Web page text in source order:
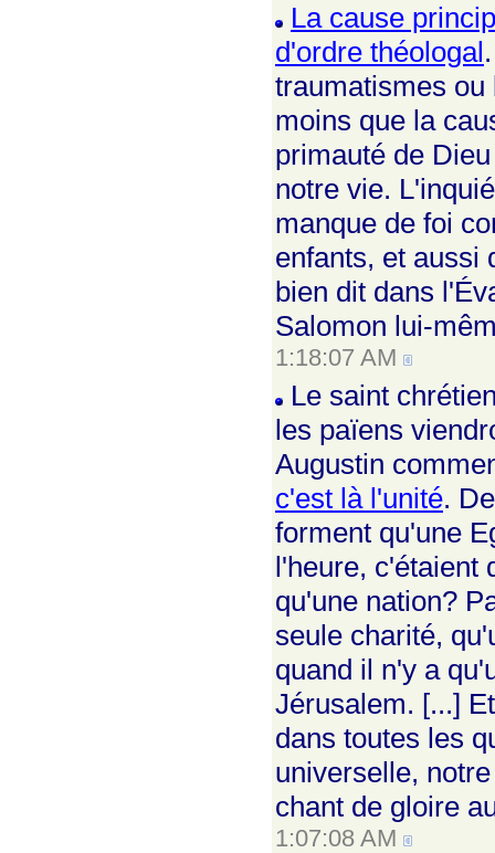
La cause
d'ordre théologal
traumatismes ou
moins que la
primauté de
notre vie.
manque de foi
enfants, et aussi
bien dit dans
Salomon lui-
1:18:07 AM
Le saint
les païens
Augustin
c'est là l'unité.
forment qu'une
l'heure, c'étaient
qu'une nation?
seule charité,
quand il n'y a
Jérusalem. [...]
dans toutes les
universelle,
chant de gloire
1:07:08 AM